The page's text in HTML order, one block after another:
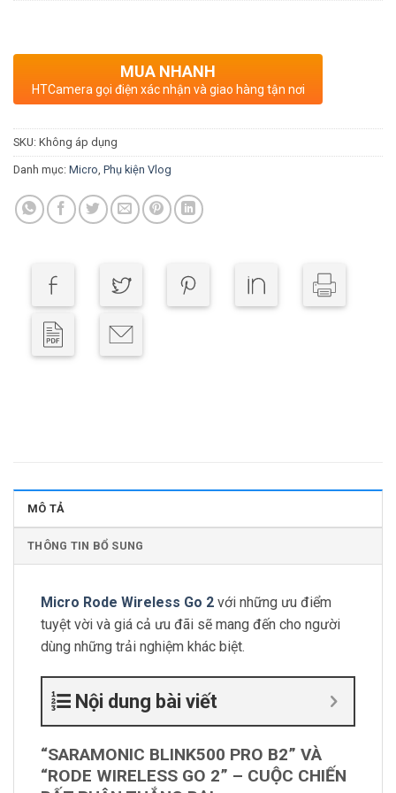
MUA NHANH
HTCamera gọi điện xác nhận và giao hàng tận nơi
SKU: Không áp dụng
Danh mục: Micro, Phụ kiện Vlog
MÔ TẢ
THÔNG TIN BỔ SUNG
Micro Rode Wireless Go 2 với những ưu điểm
tuyệt vời và giá cả ưu đãi sẽ mang đến cho người
dùng những trải nghiệm khác biệt.
Nội dung bài viết
“SARAMONIC BLINK500 PRO B2” VÀ
“RODE WIRELESS GO 2” – CUỘC CHIẾN